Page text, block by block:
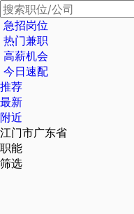
急招岗位
热门兼职
高薪机会
今日速配
推荐
最新
附近
江门市广东省
职能
筛选